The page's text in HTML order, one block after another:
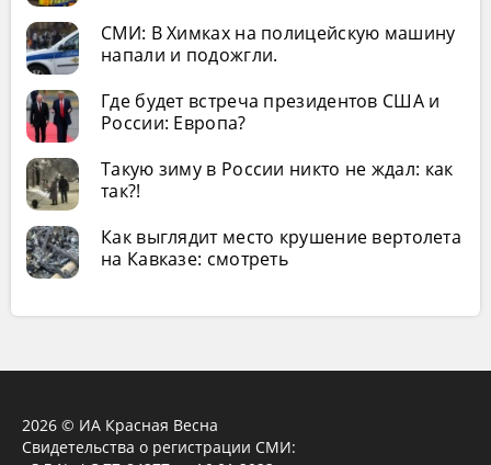
СМИ: В Химках на полицейскую машину
напали и подожгли.
Где будет встреча президентов США и
России: Европа?
Такую зиму в России никто не ждал: как
так?!
Как выглядит место крушение вертолета
на Кавказе: смотреть
2026 © ИА Красная Весна
Свидетельства о регистрации СМИ: